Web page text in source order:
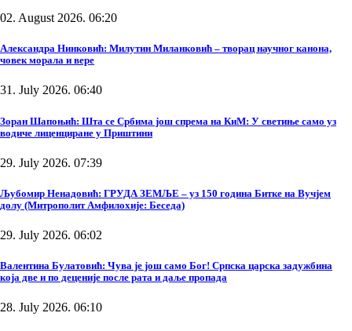
02. August 2026. 06:20
Александра Нинковић: Милутин Миланковић – творац научног канона,
човек морала и вере
31. July 2026. 06:40
Зоран Шапоњић: Шта се Србима још спрема на КиМ: У светиње само уз
водиче лиценциране у Приштини
29. July 2026. 07:39
Љубомир Ненадовић: ГРУДА ЗЕМЉЕ – уз 150 година Битке на Вучјем
долу (Митрополит Амфилохије: Беседа)
29. July 2026. 06:02
Валентина Булатовић: Чува је још само Бог! Српска царска задужбина
која две и по деценије после рата и даље пропада
28. July 2026. 06:10